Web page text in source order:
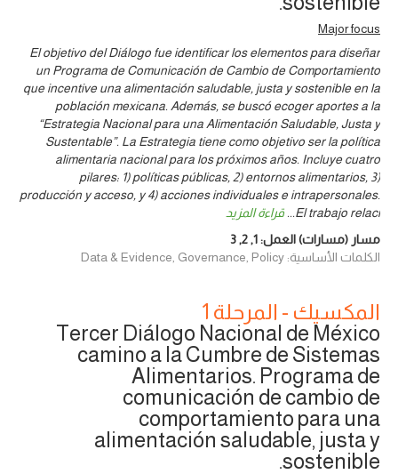
Major focus
El objetivo del Diálogo fue identificar los elementos para diseñar
un Programa de Comunicación de Cambio de Comportamiento
que incentive una alimentación saludable, justa y sostenible en la
población mexicana. Además, se buscó ecoger aportes a la
“Estrategia Nacional para una Alimentación Saludable, Justa y
Sustentable”. La Estrategia tiene como objetivo ser la política
alimentaria nacional para los próximos años. Incluye cuatro
pilares: 1) políticas públicas, 2) entornos alimentarios, 3)
producción y acceso, y 4) acciones individuales e intrapersonales.
El trabajo relaci
... قراءة المزيد
مسار (مسارات) العمل:1
,
2
,
3
الكلمات الأساسية: Data & Evidence, Governance, Policy
المكسيك - المرحلة 1
Tercer Diálogo Nacional de México
camino a la Cumbre de Sistemas
Alimentarios. Programa de
comunicación de cambio de
comportamiento para una
alimentación saludable, justa y
sostenible.